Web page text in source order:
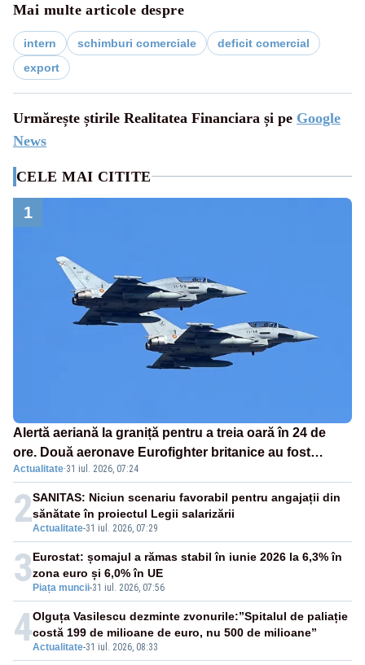
Mai multe articole despre
intern schimburi comerciale
deficit comercial
export
Urmărește știrile Realitatea Financiara și pe Google
News
CELE MAI CITITE
1
Alertă aeriană la graniță pentru a treia oară în 24 de
ore. Două aeronave Eurofighter britanice au fost
ridicate de la sol
Actualitate·31 iul. 2026, 07:24
2Actualitate-31 iul. 2026, 07:29
SANITAS: Niciun scenariu favorabil pentru angajații din
sănătate în proiectul Legii salarizării
3 Piața muncii-31 iul. 2026, 07:56
Eurostat: șomajul a rămas stabil în iunie 2026 la 6,3% în
zona euro și 6,0% în UE
4Actualitate-31 iul. 2026, 08:33
Olguța Vasilescu dezminte zvonurile:”Spitalul de paliație
costă 199 de milioane de euro, nu 500 de milioane”